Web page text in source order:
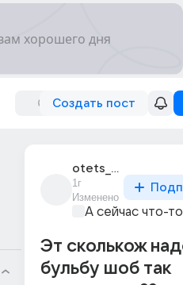
Создать пост
otets_onufrii
1г
Изменено
А сейчас что-
Эт сколькож
бульбу шоб так